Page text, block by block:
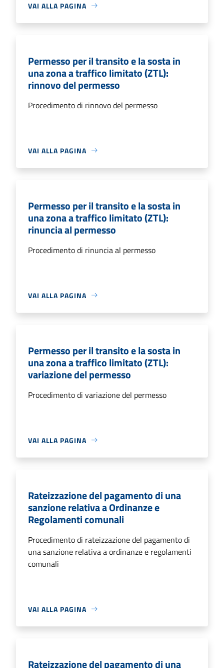
VAI ALLA PAGINA
Permesso per il transito e la sosta in
una zona a traffico limitato (ZTL):
rinnovo del permesso
Procedimento di rinnovo del permesso
VAI ALLA PAGINA
Permesso per il transito e la sosta in
una zona a traffico limitato (ZTL):
rinuncia al permesso
Procedimento di rinuncia al permesso
VAI ALLA PAGINA
Permesso per il transito e la sosta in
una zona a traffico limitato (ZTL):
variazione del permesso
Procedimento di variazione del permesso
VAI ALLA PAGINA
Rateizzazione del pagamento di una
sanzione relativa a Ordinanze e
Regolamenti comunali
Procedimento di rateizzazione del pagamento di
una sanzione relativa a ordinanze e regolamenti
comunali
VAI ALLA PAGINA
Rateizzazione del pagamento di una